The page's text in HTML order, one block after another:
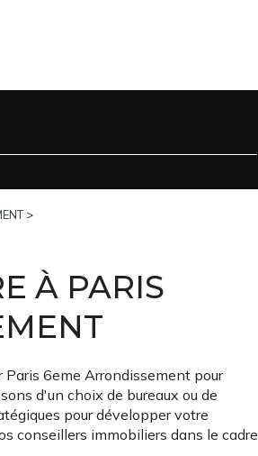
>
À PARIS
Paris 6eme Arrondissement pour
d'un choix de bureaux ou de
pour développer votre
conseillers immobiliers dans le cadre